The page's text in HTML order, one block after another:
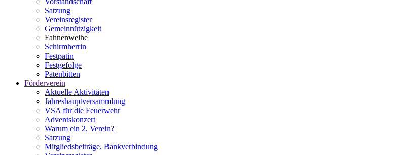
Satzung
Vereinsregister
Gemeinnützigkeit
Fahnenweihe
Schirmherrin
Festpatin
Festgefolge
Patenbitten
Förderverein
Aktuelle Aktivitäten
Jahreshauptversammlung
VSA für die Feuerwehr
Adventskonzert
Warum ein 2. Verein?
Satzung
Mitgliedsbeiträge, Bankverbindung